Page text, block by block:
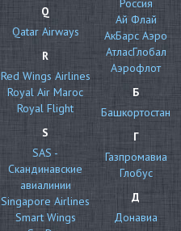
Q
Qatar Airways
R
Red Wings Airlines
Royal Air Maroc
Royal Flight
S
SAS -
Скандинавские
авиалинии
Singapore Airlines
Smart Wings
Ай Флай
АкБарс Аэро
АтласГлобал
Аэрофлот
Б
Башкортостан
Г
Газпромавиа
Глобус
Д
Донавиа